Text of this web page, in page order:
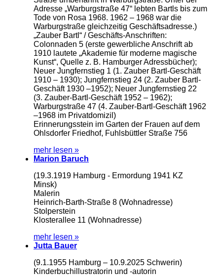
Adresse „Warburgstraße 47“ lebten Bartls bis zum
Tode von Rosa 1968. 1962 – 1968 war die
Warburgstraße gleichzeitig Geschäftsadresse.)
„Zauber Bartl“ / Geschäfts-Anschriften:
Colonnaden 5 (erste gewerbliche Anschrift ab
1910 lautete „Akademie für moderne magische
Kunst“, Quelle z. B. Hamburger Adressbücher);
Neuer Jungfernstieg 1 (1. Zauber Bartl-Geschäft
1910 – 1930); Jungfernstieg 24 (2. Zauber Bartl-
Geschäft 1930 –1952); Neuer Jungfernstieg 22
(3. Zauber-Bartl-Geschäft 1952 – 1962);
Warburgstraße 47 (4. Zauber-Bartl-Geschäft 1962
–1968 im Privatdomizil)
Erinnerungsstein im Garten der Frauen auf dem
Ohlsdorfer Friedhof, Fuhlsbüttler Straße 756
mehr lesen »
Marion Baruch
(19.3.1919 Hamburg - Ermordung 1941 KZ
Minsk)
Malerin
Heinrich-Barth-Straße 8 (Wohnadresse)
Stolperstein
Klosterallee 11 (Wohnadresse)
mehr lesen »
Jutta Bauer
(9.1.1955 Hamburg – 10.9.2025 Schwerin)
Kinderbuchillustratorin und -autorin